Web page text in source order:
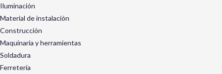
Iluminación
Material de instalación
Construcción
Maquinaria y herramientas
Soldadura
Ferretería